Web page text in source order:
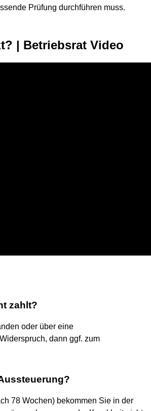
Prüfung durchführen muss.
| Betriebsrat Video
zahlt?
oder über eine
dann ggf. zum
78 Wochen) bekommen Sie in der